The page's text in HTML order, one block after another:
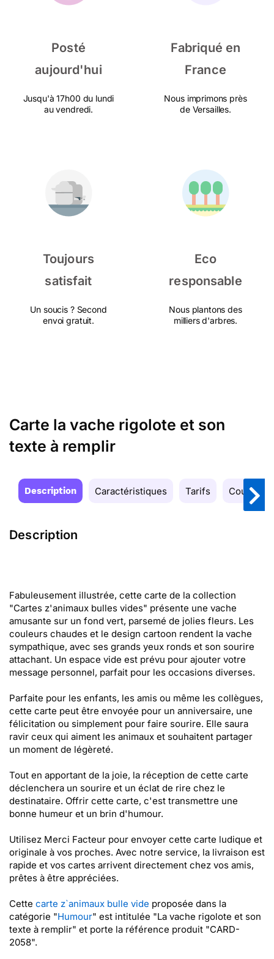
Posté
aujourd'hui
Jusqu'à 17h00 du lundi
au vendredi.
Fabriqué en
France
Nous imprimons près
de Versailles.
Toujours
satisfait
Un soucis ? Second
envoi gratuit.
Eco
responsable
Nous plantons des
milliers d'arbres.
Carte la vache rigolote et son
texte à remplir
Description Caractéristiques Tarifs Couleurs
Description
Fabuleusement illustrée, cette carte de la collection
"Cartes z'animaux bulles vides" présente une vache
amusante sur un fond vert, parsemé de jolies fleurs. Les
couleurs chaudes et le design cartoon rendent la vache
sympathique, avec ses grands yeux ronds et son sourire
attachant. Un espace vide est prévu pour ajouter votre
message personnel, parfait pour les occasions diverses.
Parfaite pour les enfants, les amis ou même les collègues,
cette carte peut être envoyée pour un anniversaire, une
félicitation ou simplement pour faire sourire. Elle saura
ravir ceux qui aiment les animaux et souhaitent partager
un moment de légèreté.
Tout en apportant de la joie, la réception de cette carte
déclenchera un sourire et un éclat de rire chez le
destinataire. Offrir cette carte, c'est transmettre une
bonne humeur et un brin d'humour.
Utilisez Merci Facteur pour envoyer cette carte ludique et
originale à vos proches. Avec notre service, la livraison est
rapide et vos cartes arrivent directement chez vos amis,
prêtes à être appréciées.
Cette carte z`animaux bulle vide proposée dans la
catégorie "Humour" est intitulée "La vache rigolote et son
texte à remplir" et porte la référence produit "CARD-
2058".